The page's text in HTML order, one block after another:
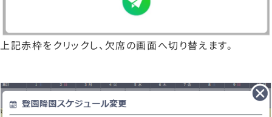
上記赤枠をクリックし、欠席の画面へ切り替えます。